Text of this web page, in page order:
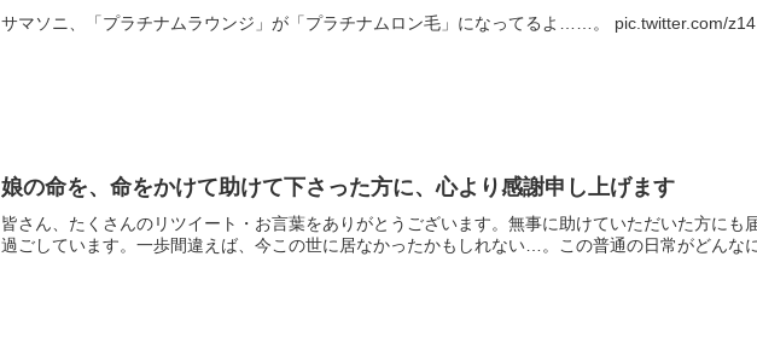
サマソニ、「プラチナムラウンジ」が「プラチナムロン毛」になってるよ……。 pic.twitter.com/
娘の命を、命をかけて助けて下さった方に、心より感謝申し上げます
皆さん、たくさんのリツイート・お言葉をありがとうございます。無事に助けていただいた方に
過ごしています。一歩間違えば、今この世に居なかったかもしれない…。この普通の日常がどんな